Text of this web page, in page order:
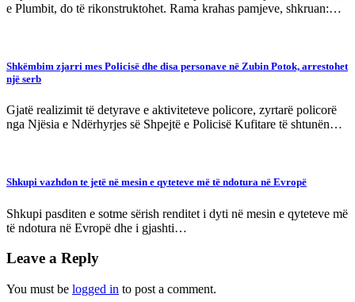
e Plumbit, do të rikonstruktohet. Rama krahas pamjeve, shkruan:…
Shkëmbim zjarri mes Policisë dhe disa personave në Zubin Potok, arrestohet
një serb
Gjatë realizimit të detyrave e aktiviteteve policore, zyrtarë policorë
nga Njësia e Ndërhyrjes së Shpejtë e Policisë Kufitare të shtunën…
Shkupi vazhdon te jetë në mesin e qyteteve më të ndotura në Evropë
Shkupi pasditen e sotme sërish renditet i dyti në mesin e qyteteve më
të ndotura në Evropë dhe i gjashti…
Leave a Reply
You must be logged in to post a comment.